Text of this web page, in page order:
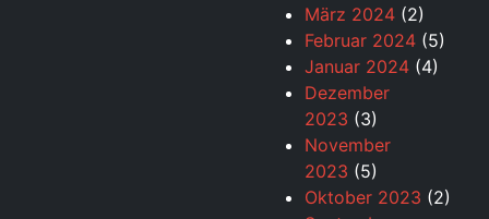
März 2024 (2)
Februar 2024 (5)
Januar 2024 (4)
Dezember
2023 (3)
November
2023 (5)
Oktober 2023 (2)